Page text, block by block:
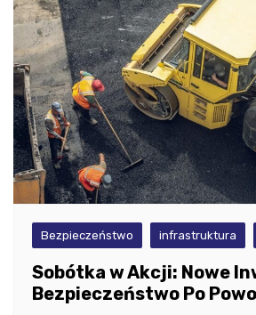
Bezpieczeństwo infrastruktura
Sobótka w Akcji: Nowe
Bezpieczeństwo Po